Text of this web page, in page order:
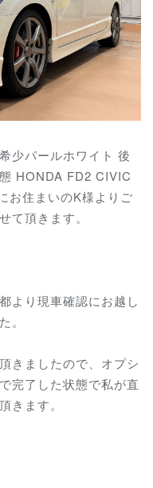
少パールホワイト 後
HONDA FD2 CIVIC
お住まいのK様よりご
て頂きます。
より現車確認にお越し
。
きましたので、オプシ
完了した状態で私が直
きます。